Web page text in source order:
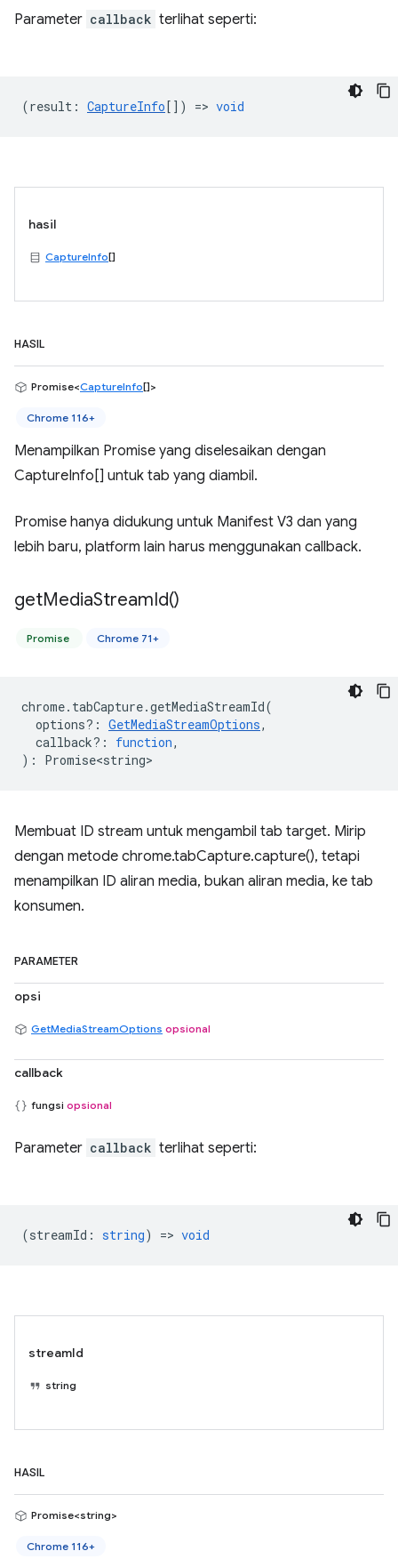
Parameter callback terlihat seperti:
(result : CaptureInfo[]) => void
hasil
CaptureInfo[]
HASIL
Promise<CaptureInfo[]>
Chrome 116+
Menampilkan Promise yang diselesaikan dengan
CaptureInfo[] untuk tab yang diambil.
Promise hanya didukung untuk Manifest V3 dan yang
lebih baru, platform lain harus menggunakan callback.
getMediaStreamId()
Promise Chrome 71+
chrome. tabCapture.getMediaStreamId(
options? : GetMediaStreamOptions,
callback? : function,
) : Promise<string>
Membuat ID stream untuk mengambil tab target. Mirip
dengan metode chrome.tabCapture.capture(), tetapi
menampilkan ID aliran media, bukan aliran media, ke tab
konsumen.
PARAMETER
opsi
GetMediaStreamOptions opsional
callback
fungsi opsional
Parameter callback terlihat seperti:
(streamId : string) => void
streamId
string
HASIL
Promise<string>
Chrome 116+